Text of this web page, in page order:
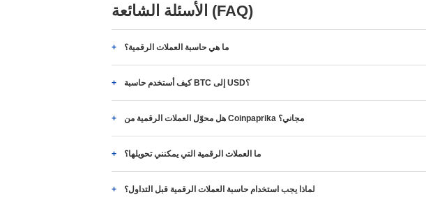
الأسئلة الشائعة (FAQ)
ما هي حاسبة العملات الرقمية؟
كيف أستخدم حاسبة BTC إلى USD؟
هل محوّل العملات الرقمية من Coinpaprika مجاني؟
ما العملات الرقمية التي يمكنني تحويلها؟
لماذا يجب استخدام حاسبة العملات الرقمية قبل التداول؟